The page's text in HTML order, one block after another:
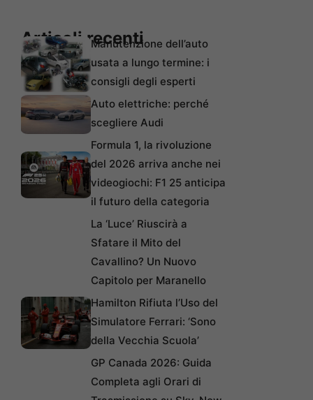
Articoli recentiManutenzione dell’auto
usata a lungo termine: i
consigli degli esperti
Auto elettriche: perché
scegliere Audi
Formula 1, la rivoluzione
del 2026 arriva anche nei
videogiochi: F1 25 anticipa
il futuro della categoria
La ‘Luce’ Riuscirà a
Sfatare il Mito del
Cavallino? Un Nuovo
Capitolo per Maranello
Hamilton Rifiuta l’Uso del
Simulatore Ferrari: ‘Sono
della Vecchia Scuola’
GP Canada 2026: Guida
Completa agli Orari di